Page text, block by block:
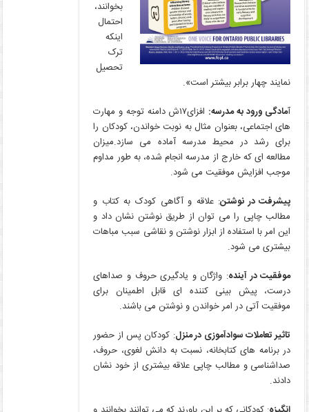
بخوانند،
احتمال
اینکه
ترک
تحصیل
نمایند چهار برابر بیشتر است».
آمادگی ورود به مدرسه:
افزای۱۷ش دامنه توجه و مهارت
های اجتماعی، بعنوان مثال به نوبت خواندن، کودکان را
برای رشد در محیط مدرسه آماده می سازد.میزان
مطالعه ای که خارج از مدرسه انجام شده، به طور مداوم
موجب افزایش موفقیت می شود.
پیشرفت در نوشتن: علاقه و آگاهی کودک به کتاب و
مطالب چاپی را می توان از طریق نوشتن نشان داد و
این امر با استفاده از ابزار نوشتن و نقاشی سبب مباهات
بیشتری می شود.
موفقیت در آینده: واژگان و یادگیری حروف و صداهای
درست، پیش بینی کننده ای قابل اطمینان برای
موفقیت آتی در امر خواندن و نوشتن می باشند.
تاثیر تعاملات سوادآموزی در منزل: کودکان پس از حضور
در برنامه های کتابخانه، نسبت به دانش لغوی، حروف،
صداشناسی و مطالب چاپی علاقه بیشتری از خود نشان
دادند.